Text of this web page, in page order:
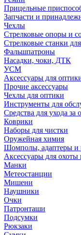
Прицельные
Запчасти и
Чехлы
Стрелковые опоры и
Стрелковые станки
Фальшпатроны
Насадки, чоки, ДТК
УСМ
Аксессуары для
Прочие аксессуары
Чехлы для оптики
Инструменты для
Средства для ухода за
Коврики
Наборы для чистки
Оружейная химия
Шомполы, адаптеры и
Аксессуары для охоты
Манки
Метеостанции
Мишени
Наушники
Очки
Патронташи
Подсумки
Рюкзаки